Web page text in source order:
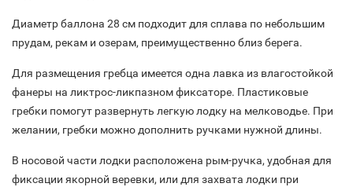
Диаметр баллона 28 см подходит для сплава по небольшим
прудам, рекам и озерам, преимущественно близ берега.
Для размещения гребца имеется одна лавка из влагостойкой
фанеры на ликтрос-ликпазном фиксаторе. Пластиковые
гребки помогут развернуть легкую лодку на мелководье. При
желании, гребки можно дополнить ручками нужной длины.
В носовой части лодки расположена рым-ручка, удобная для
фиксации якорной веревки, или для захвата лодки при